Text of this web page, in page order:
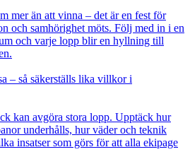
mer än att vinna – det är en fest för
och samhörighet möts. Följ med in i en
och varje lopp blir en hyllning till
– så säkerställs lika villkor i
kan avgöra stora lopp. Upptäck hur
underhålls, hur väder och teknik
insatser som görs för att alla ekipage